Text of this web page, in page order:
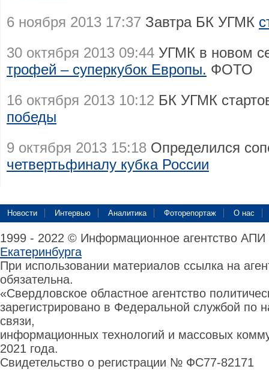
6 ноября 2013 17:37 Завтра БК УГМК
30 октября 2013 09:44 УГМК в новом
трофей – суперкубок Европы. ФОТО
16 октября 2013 10:12 БК УГМК
победы
9 октября 2013 15:18 Определился
четвертьфиналу кубка России
Новости Интервью Аналитика Фоторепортаж О нас
1999 - 2022 © Информационное агентство
Екатеринбурга
При использовании материалов ссылка на
обязательна.
«Свердловское областное агентство
зарегистрировано в Федеральной службой по
связи,
информационных технологий и массовых
2021 года.
Свидетельство о регистрации № ФС77-82171